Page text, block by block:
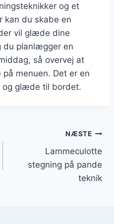
og et
kan du skabe en
vil glæde dine
planlægger en
så overvej at
menuen. Det er en
og glæde til bordet.
NÆSTE
Lammeculotte
stegning på pande
teknik